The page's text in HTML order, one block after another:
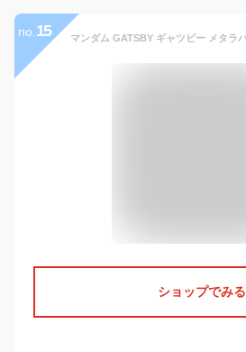
no. 15
ショップでみる